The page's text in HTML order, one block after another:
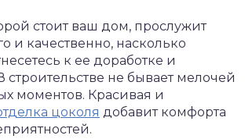
стоит ваш дом, прослужит
и качественно, насколько
к ее доработке и
не бывает мелочей
моментов. Красивая и
цоколя добавит комфорта